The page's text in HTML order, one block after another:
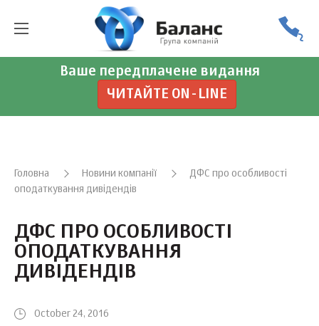
Ваше передплачене видання
ЧИТАЙТЕ ON-LINE
Головна Новини компанії
ДФС про особливості
оподаткування дивідендів
ДФС ПРО ОСОБЛИВОСТІ
ОПОДАТКУВАННЯ
ДИВІДЕНДІВ
October 24, 2016